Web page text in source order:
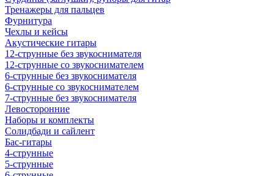
Тренажеры для пальцев
Фурнитура
Чехлы и кейсы
Акустические гитары
12-струнные без звукоснимателя
12-струнные со звукоснимателем
6-струнные без звукоснимателя
6-струнные со звукоснимателем
7-струнные без звукоснимателя
Левосторонние
Наборы и комплекты
Солидбади и сайлент
Бас-гитары
4-струнные
5-струнные